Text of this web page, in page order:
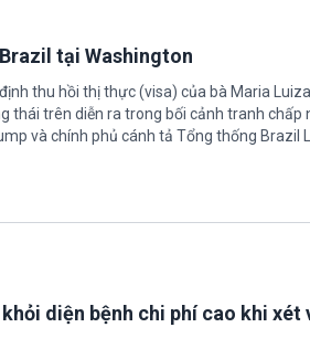
tại Washington
thu hồi thị thực (visa) của bà Maria
thái trên diễn ra trong bối cảnh tranh chấp
và chính phủ cánh tả Tổng thống Brazil
diện bệnh chi phí cao khi xét